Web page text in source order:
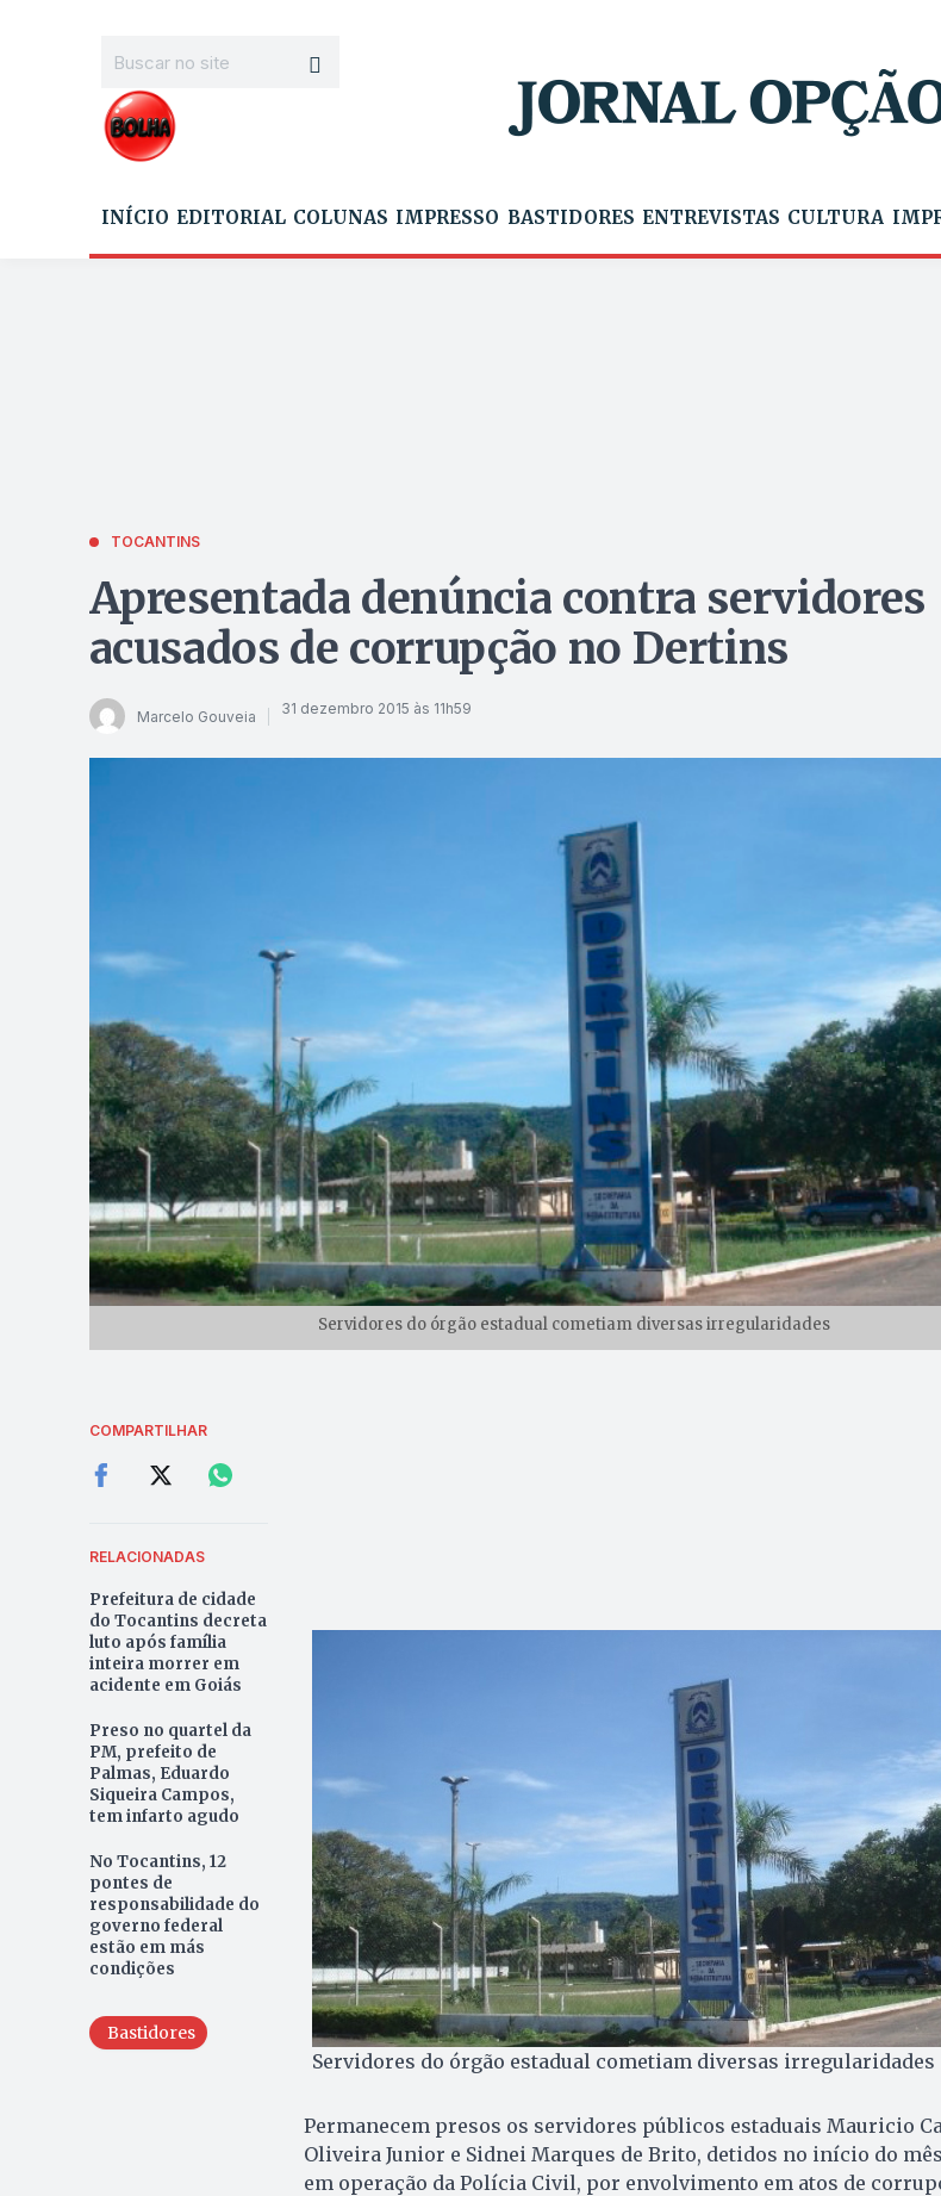
INÍCIO EDITORIAL COLUNAS IMPRESSO BASTIDORES ENTREVISTAS CULTURA
TOCANTINS
Apresentada denúncia contra servidores
acusados de corrupção no Dertins
Marcelo Gouveia 31 dezembro 2015 às 11h59
Servidores do órgão estadual cometiam diversas irregularidades
COMPARTILHAR
RELACIONADAS
Prefeitura de cidade
do Tocantins decreta
luto após família
inteira morrer em
acidente em Goiás
Preso no quartel da
PM, prefeito de
Palmas, Eduardo
Siqueira Campos,
tem infarto agudo
No Tocantins, 12
pontes de
responsabilidade do
governo federal
estão em más
condições
Bastidores
Servidores do órgão estadual cometiam diversas irregularidades
Permanecem presos os servidores públicos estaduais Mauricio
Oliveira Junior e Sidnei Marques de Brito, detidos no início do
em operação da Polícia Civil, por envolvimento em atos de